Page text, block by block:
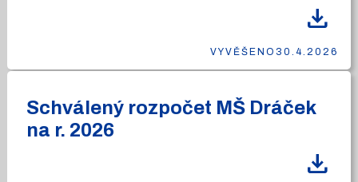
download
VYVĚŠENO 30.4.2026
Schválený rozpočet MŠ Dráček
na r. 2026
download